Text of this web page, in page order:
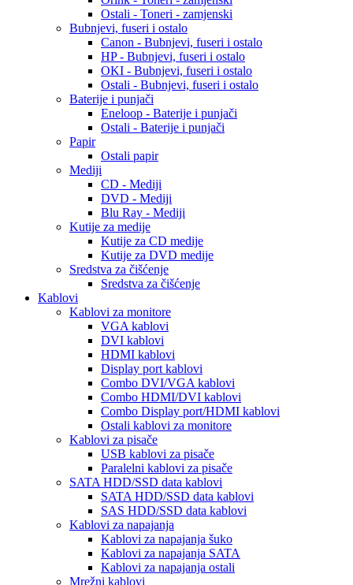
Ostali - Toneri - zamjenski
Bubnjevi, fuseri i ostalo
Canon - Bubnjevi, fuseri i ostalo
HP - Bubnjevi, fuseri i ostalo
OKI - Bubnjevi, fuseri i ostalo
Ostali - Bubnjevi, fuseri i ostalo
Baterije i punjači
Eneloop - Baterije i punjači
Ostali - Baterije i punjači
Papir
Ostali papir
Mediji
CD - Mediji
DVD - Mediji
Blu Ray - Mediji
Kutije za medije
Kutije za CD medije
Kutije za DVD medije
Sredstva za čišćenje
Sredstva za čišćenje
Kablovi
Kablovi za monitore
VGA kablovi
DVI kablovi
HDMI kablovi
Display port kablovi
Combo DVI/VGA kablovi
Combo HDMI/DVI kablovi
Combo Display port/HDMI kablovi
Ostali kablovi za monitore
Kablovi za pisače
USB kablovi za pisače
Paralelni kablovi za pisače
SATA HDD/SSD data kablovi
SATA HDD/SSD data kablovi
SAS HDD/SSD data kablovi
Kablovi za napajanja
Kablovi za napajanja šuko
Kablovi za napajanja SATA
Kablovi za napajanja ostali
Mrežni kablovi